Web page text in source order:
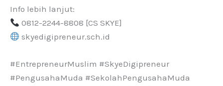
Info lebih lanjut:
0812-2244-8808 [CS SKYE]
skyedigipreneur.sch.id
#EntrepreneurMuslim #SkyeDigipreneur
#PengusahaMuda #SekolahPengusahaMuda